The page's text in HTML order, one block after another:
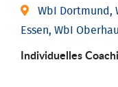
WbI Dortmund,
Essen, WbI
Individu­elles